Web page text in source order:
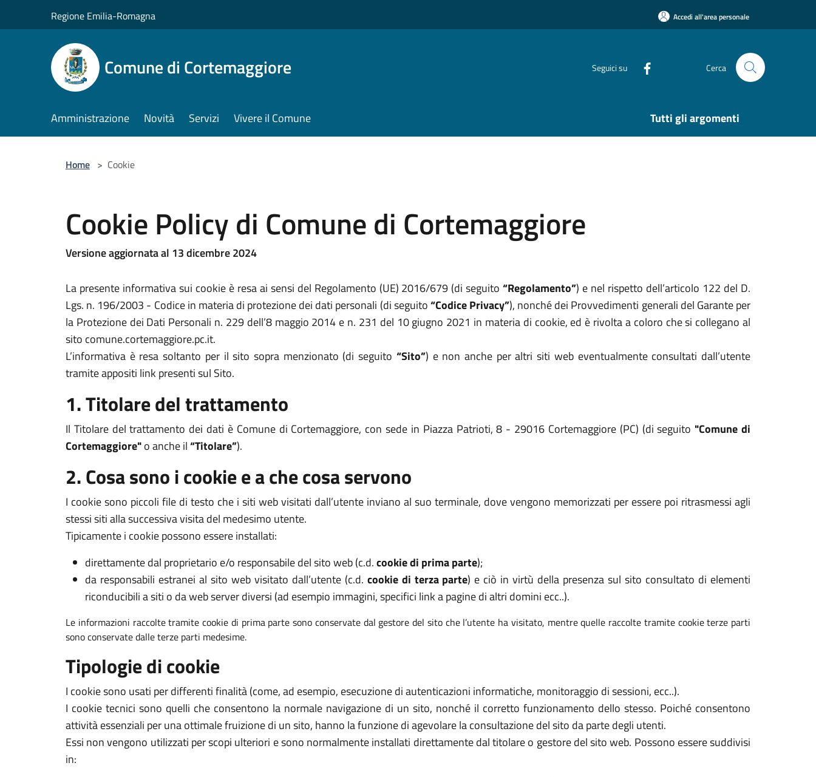
Regione Emilia-Romagna Accedi all'area personale
Comune di Cortemaggiore Seguici su Cerca
Amministrazione Novità Servizi Vivere il Comune Tutti gli argomenti
Home > Cookie
Cookie Policy di Comune di Cortemaggiore
Versione aggiornata al 13 dicembre 2024
La presente informativa sui cookie è resa ai sensi del Regolamento (UE) 2016/679 (di seguito“Regolamento”) e nel rispetto dell’articolo 122 del D.
Lgs. n. 196/2003 - Codice in materia di protezione dei dati personali (di seguito“Codice Privacy”), nonché dei Provvedimenti generali del Garante per
la Protezione dei Dati Personali n. 229 dell’8 maggio 2014 e n. 231 del 10 giugno 2021 in materia di cookie, ed è rivolta a coloro che si collegano al
sito comune.cortemaggiore.pc.it.
L’informativa è resa soltanto per il sito sopra menzionato (di seguito “Sito”) e non anche per altri siti web eventualmente consultati dall’utente
tramite appositi link presenti sul Sito.
1. Titolare del trattamento
Il Titolare del trattamento dei dati è Comune di Cortemaggiore, con sede in Piazza Patrioti, 8 - 29016 Cortemaggiore (PC) (di seguito "Comune di
Cortemaggiore"o anche il“Titolare”).
2. Cosa sono i cookie e a che cosa servono
I cookie sono piccoli file di testo che i siti web visitati dall’utente inviano al suo terminale, dove vengono memorizzati per essere poi ritrasmessi agli
stessi siti alla successiva visita del medesimo utente.
Tipicamente i cookie possono essere installati:
direttamente dal proprietario e/o responsabile del sito web (c.d.cookie di prima parte);
da responsabili estranei al sito web visitato dall’utente (c.d. cookie di terza parte) e ciò in virtù della presenza sul sito consultato di elementi
riconducibili a siti o da web server diversi (ad esempio immagini, specifici link a pagine di altri domini ecc..).
Le informazioni raccolte tramite cookie di prima parte sono conservate dal gestore del sito che l’utente ha visitato, mentre quelle raccolte tramite cookie terze parti
sono conservate dalle terze parti medesime.
Tipologie di cookie
I cookie sono usati per differenti finalità (come, ad esempio, esecuzione di autenticazioni informatiche, monitoraggio di sessioni, ecc..).
I cookie tecnici sono quelli che consentono la normale navigazione di un sito, nonché il corretto funzionamento dello stesso. Poiché consentono
attività essenziali per una ottimale fruizione di un sito, hanno la funzione di agevolare la consultazione del sito da parte degli utenti.
Essi non vengono utilizzati per scopi ulteriori e sono normalmente installati direttamente dal titolare o gestore del sito web. Possono essere suddivisi
in: